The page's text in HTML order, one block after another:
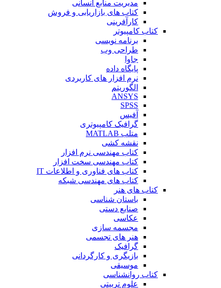
مدیریت منابع انسانی
کتاب های بازاریابی و فروش
کارآفرینی
کتاب کامپیوتر
برنامه نویسی
طراحی وب
جاوا
پایگاه داده
نرم افزار های کاربردی
الگوریتم
ANSYS
SPSS
آفیس
گرافیک کامپیوتری
متلب MATLAB
نقشه کشی
کتاب مهندسی نرم افزار
کتاب مهندسی سخت افزار
کتاب های فناوری و اطلاعات IT
کتاب های مهندسی شبکه
کتاب های هنر
باستان شناسی
صنایع دستی
عکاسی
مجسمه سازی
هنر های تجسمی
گرافیک
بازیگری و کارگردانی
موسیقی
کتاب روانشناسی
علوم تربیتی